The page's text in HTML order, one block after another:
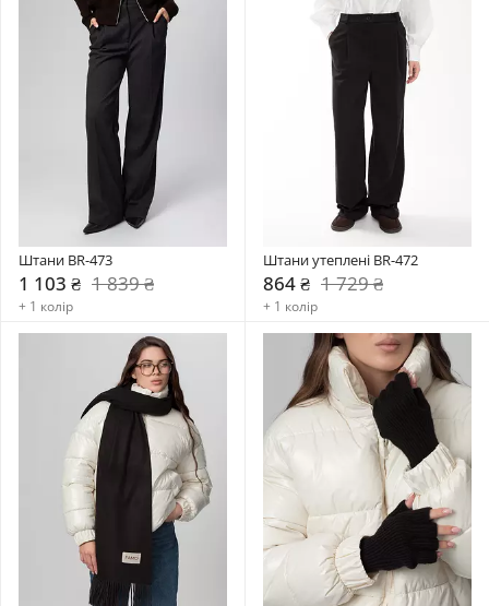
Штани BR-473
1 103 ₴ 1 839 ₴
+ 1 колір
Штани утеплені BR-472
864 ₴ 1 729 ₴
+ 1 колір